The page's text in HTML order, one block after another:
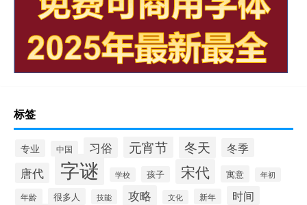
标签
专业 中国 习俗 元宵节 冬天 冬季
唐代 字谜 学校 孩子 宋代 寓意 年初
年龄 很多人 技能 攻略 文化 新年 时间